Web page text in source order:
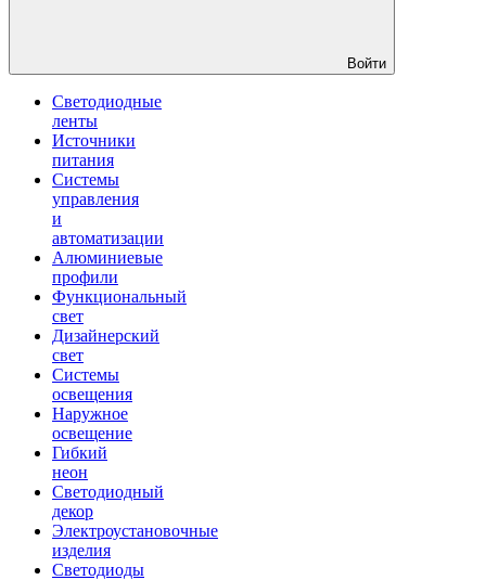
Войти
Светодиодные
ленты
Источники
питания
Системы
управления
и
автоматизации
Алюминиевые
профили
Функциональный
свет
Дизайнерский
свет
Системы
освещения
Наружное
освещение
Гибкий
неон
Светодиодный
декор
Электроустановочные
изделия
Светодиоды